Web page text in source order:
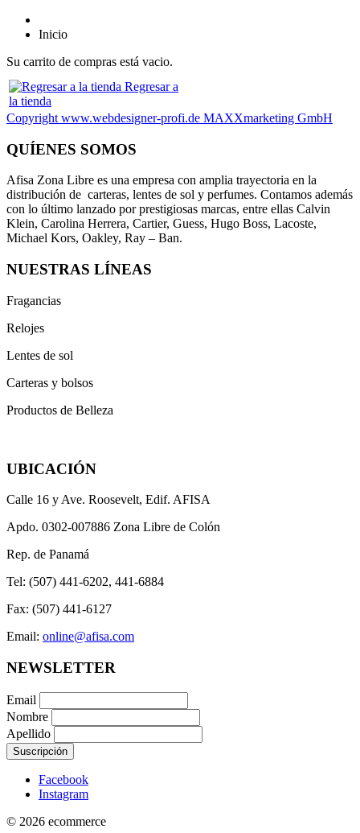
Inicio
Su carrito de compras está vacio.
Regresar a
la tienda
Copyright www.webdesigner-profi.de MAXXmarketing GmbH
QUÍENES SOMOS
Afisa Zona Libre es una empresa con amplia trayectoria en la
distribución de carteras, lentes de sol y perfumes. Contamos además
con lo último lanzado por prestigiosas marcas, entre ellas Calvin
Klein, Carolina Herrera, Cartier, Guess, Hugo Boss, Lacoste,
Michael Kors, Oakley, Ray – Ban.
NUESTRAS LÍNEAS
Fragancias
Relojes
Lentes de sol
Carteras y bolsos
Productos de Belleza
UBICACIÓN
Calle 16 y Ave. Roosevelt, Edif. AFISA
Apdo. 0302-007886 Zona Libre de Colón
Rep. de Panamá
Tel: (507) 441-6202, 441-6884
Fax: (507) 441-6127
Email: online@afisa.com
NEWSLETTER
Email
Nombre
Apellido
Facebook
Instagram
© 2026 ecommerce